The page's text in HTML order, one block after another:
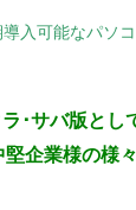
入可能なパソ
･サバ版とし
企業様の様